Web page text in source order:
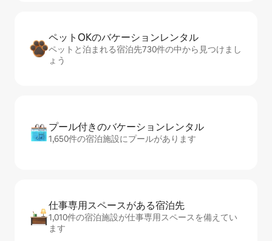
ペットOKのバ⁠ケ⁠ー⁠シ⁠ョ⁠ンレ⁠ン⁠タ⁠ル
ペットと泊まれる宿泊先730件の中から見つけまし
ょう
プール付きのバ⁠ケ⁠ー⁠シ⁠ョ⁠ンレ⁠ン⁠タ⁠ル
1,650件の宿泊施設にプールがあります
仕事専用ス⁠ペ⁠ー⁠スがあ⁠る宿⁠泊⁠先
1,010件の宿泊施設が仕事専用スペースを備えてい
ます